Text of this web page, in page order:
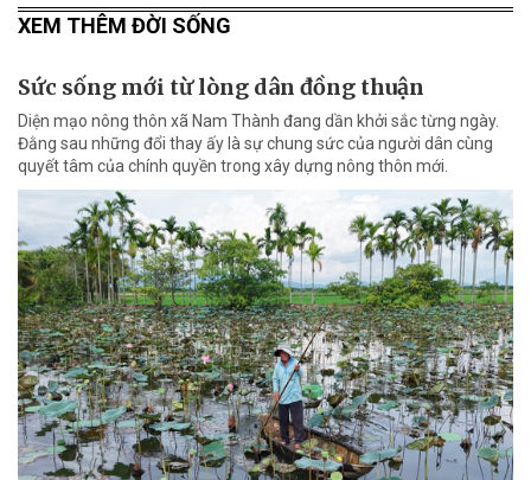
XEM THÊM ĐỜI SỐNG
Sức sống mới từ lòng dân đồng thuận
Diện mạo nông thôn xã Nam Thành đang dần khởi sắc từng ngày.
Đằng sau những đổi thay ấy là sự chung sức của người dân cùng
quyết tâm của chính quyền trong xây dựng nông thôn mới.